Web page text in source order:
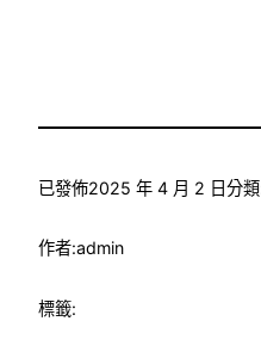
已發佈2025 年 4 月 2 日分
作者:admin
標籤: